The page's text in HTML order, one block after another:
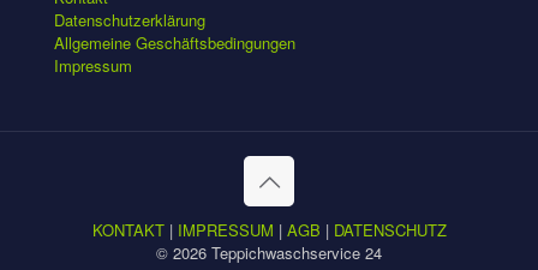
Datenschutzerklärung
Allgemeine Geschäftsbedingungen
Impressum
KONTAKT| IMPRESSUM | AGB | DATENSCHUTZ
© 2026 Teppichwaschservice 24